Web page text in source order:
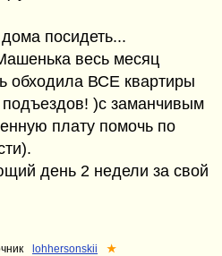
посидеть...
весь месяц
обходила ВСЕ квартиры
)с заманчивым
плату помочь по
день 2 недели за свой
lohhersonskii ★